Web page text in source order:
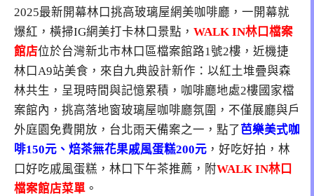
2025最新開幕林口挑高玻璃屋網美咖啡廳，一開幕就
爆紅，橫掃IG網美打卡林口景點， WALK IN林口檔案
館店位於台灣新北市林口區檔案館路1號2樓，近機捷
林口A9站美食，來自九典設計新作：以紅土堆疊與森
林共生，呈現時間與記憶累積，咖啡廳地處2樓國家檔
案館內，挑高落地窗玻璃屋咖啡廳氛圍，不僅展廳與戶
外庭園免費開放，台北雨天備案之一，點了芭樂美式咖
啡150元、焙茶無花果戚風蛋糕200元 ，好吃好拍，林
口好吃戚風蛋糕，林口下午茶推薦，附WALK IN林口
檔案館店菜單 。